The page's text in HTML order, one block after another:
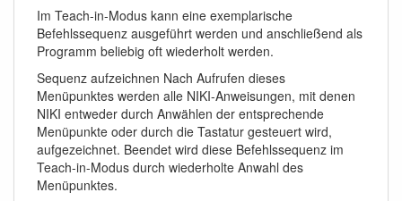
Im Teach-in-Modus kann eine exemplarische
Befehlssequenz ausgeführt werden und anschließend als
Programm beliebig oft wiederholt werden.
Sequenz aufzeichnen Nach Aufrufen dieses
Menüpunktes werden alle NIKI-Anweisungen, mit denen
NIKI entweder durch Anwählen der entsprechende
Menüpunkte oder durch die Tastatur gesteuert wird,
aufgezeichnet. Beendet wird diese Befehlssequenz im
Teach-in-Modus durch wiederholte Anwahl des
Menüpunktes.